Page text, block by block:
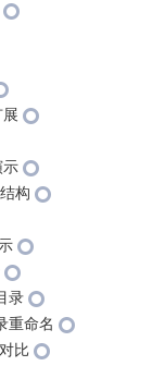
示
构
录
重命名
比